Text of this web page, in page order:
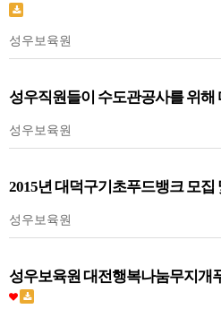
성우보육원
성우직원들이 수도관공사를 위
성우보육원
2015년 대덕구기초푸드뱅크 모집
성우보육원
성우보육원 대전행복나눔무지개